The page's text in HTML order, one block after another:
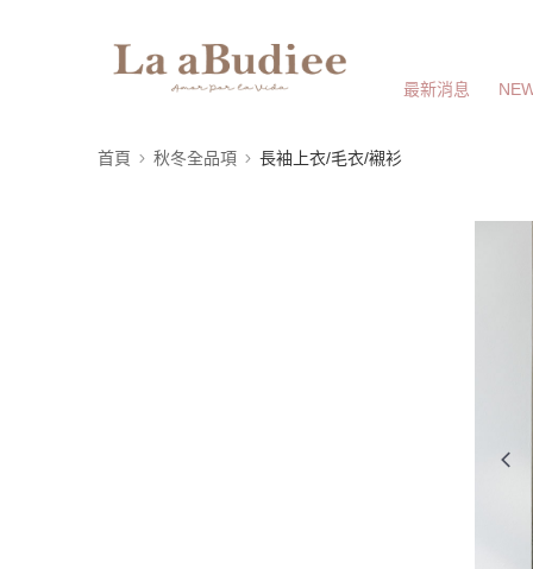
最新消息
首頁 秋冬全品項 長袖上衣/毛衣/襯衫